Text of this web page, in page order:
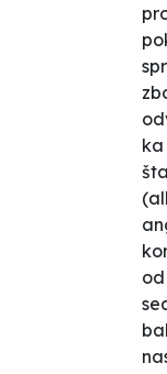
ka